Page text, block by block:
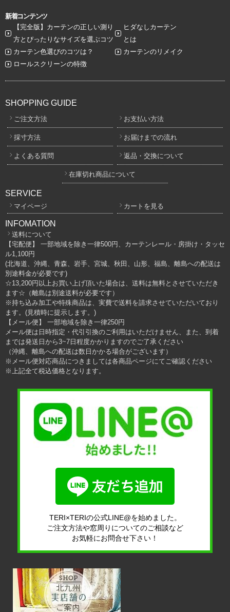
新着コンテンツ
【完全版】カーテンの正しい測り
方とぴったりなサイズを選ぶコツ
ヒダなしカーテン
とは
カーテン色選びのコツは？
カーテンのリメイク
ロールスクリーンの特徴
SHOPPING GUIDE
ご注文方法 お支払い方法
採寸方法 お届けまでの流れ
よくある質問 返品・交換について
在庫切れ商品について
SERVICE
マイページ カートを見る
INFOMATION
送料について
【宅配便】 一部地域を除き一律500円、カーテンレール・房掛け・タッセ
ル1,100円
(北海道、沖縄、青森、岩手、宮城、秋田、山形、福島、離島への配送は
別途料金が必要です)
☆13,200円以上お買い上げ頂いた場合は、送料は無料とさせていただき
ます☆（離島は別途送料が必要です）
※持ち込み加工や特殊商品は、実費で送料を請求させていただいており
ます。(見積時に提示します。)
【メール便】 一部地域を除き一律250円
メール便は日時指定・代引引換のご利用はいただけません、また、到着
までは発送日から3~7日程度かかりますのでご了承ください
（沖縄、離島への配送は数日かかる場合がございます）
※メール便対応商品につきましては各商品ページにてご確認ください
※上記全て税込価格となります。
TERI×TERIの公式LINE@を始めました。
ご注文方法や窓周りについてのご相談など
お気軽にお問合せ下さい！